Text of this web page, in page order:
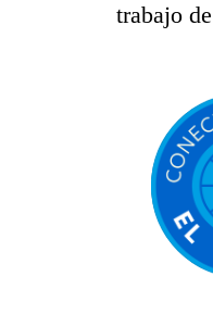
trabajo